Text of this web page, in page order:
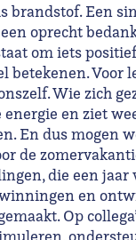
brandstof. Een
oprecht
om iets
betekenen. Voor
Wie zich
en ziet
En dus mogen
de
die een jaar
en
Op